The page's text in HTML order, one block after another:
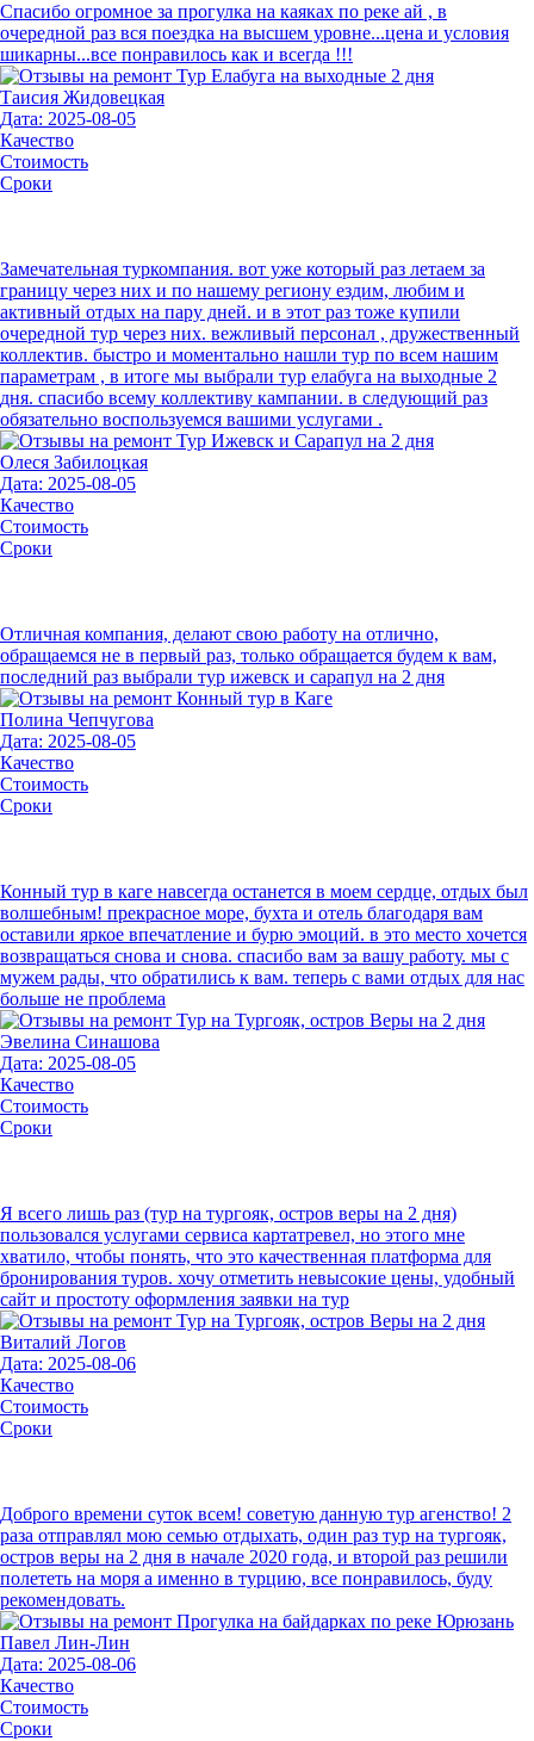
Спасибо огромное за прогулка на каяках по реке ай , в
очередной раз вся поездка на высшем уровне...цена и условия
шикарны...все понравилось как и всегда !!!
Таисия Жидовецкая
Дата: 2025-08-05
Качество
Стоимость
Сроки
Замечательная туркомпания. вот уже который раз летаем за
границу через них и по нашему региону ездим, любим и
активный отдых на пару дней. и в этот раз тоже купили
очередной тур через них. вежливый персонал , дружественный
коллектив. быстро и моментально нашли тур по всем нашим
параметрам , в итоге мы выбрали тур елабуга на выходные 2
дня. спасибо всему коллективу кампании. в следующий раз
обязательно воспользуемся вашими услугами .
Олеся Забилоцкая
Дата: 2025-08-05
Качество
Стоимость
Сроки
Отличная компания, делают свою работу на отлично,
обращаемся не в первый раз, только обращается будем к вам,
последний раз выбрали тур ижевск и сарапул на 2 дня
Полина Чепчугова
Дата: 2025-08-05
Качество
Стоимость
Сроки
Конный тур в каге навсегда останется в моем сердце, отдых был
волшебным! прекрасное море, бухта и отель благодаря вам
оставили яркое впечатление и бурю эмоций. в это место хочется
возвращаться снова и снова. спасибо вам за вашу работу. мы с
мужем рады, что обратились к вам. теперь с вами отдых для нас
больше не проблема
Эвелина Синашова
Дата: 2025-08-05
Качество
Стоимость
Сроки
Я всего лишь раз (тур на тургояк, остров веры на 2 дня)
пользовался услугами сервиса картатревел, но этого мне
хватило, чтобы понять, что это качественная платформа для
бронирования туров. хочу отметить невысокие цены, удобный
сайт и простоту оформления заявки на тур
Виталий Логов
Дата: 2025-08-06
Качество
Стоимость
Сроки
Доброго времени суток всем! советую данную тур агенство! 2
раза отправлял мою семью отдыхать, один раз тур на тургояк,
остров веры на 2 дня в начале 2020 года, и второй раз решили
полететь на моря а именно в турцию, все понравилось, буду
рекомендовать.
Павел Лин-Лин
Дата: 2025-08-06
Качество
Стоимость
Сроки